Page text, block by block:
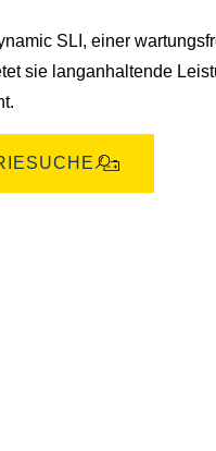
SLI, einer
sie langanhaltende